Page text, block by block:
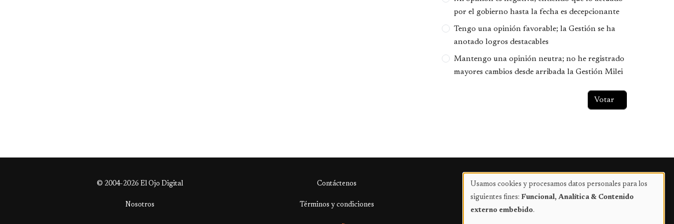
por el gobierno hasta la fecha es decepcionante
Tengo una opinión favorable; la Gestión se ha
anotado logros destacables
Mantengo una opinión neutra; no he registrado
mayores cambios desde arribada la Gestión Milei
© 2004-2026 El Ojo Digital Contáctenos Publicidad
Nosotros Términos y condiciones
Uso
de
Usamos cookies y procesamos datos personales para los
siguientes fines: Funcional, Analítica & Contenido
externo embebido.